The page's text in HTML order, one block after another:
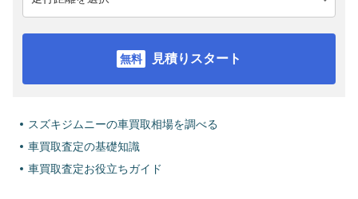
見積りスタート
スズキジムニーの車買取相場を調べる
車買取査定の基礎知識
車買取査定お役立ちガイド